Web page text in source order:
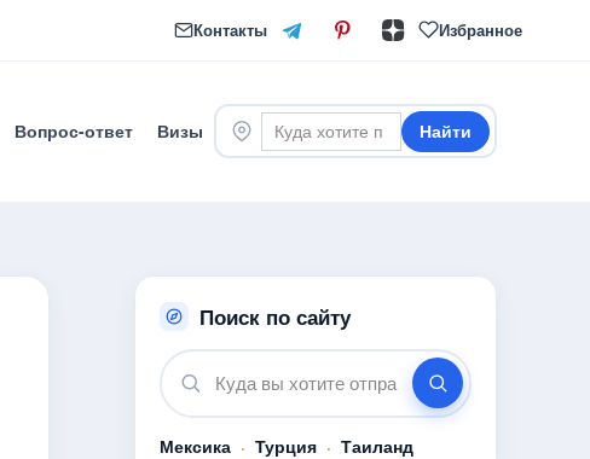
Контакты Избранное
Вопрос-ответ Визы Найти
Поиск по сайту
Мексика · Турция · Таиланд